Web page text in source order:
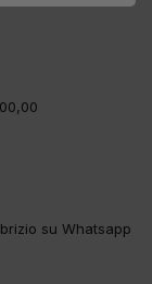
su Whatsapp